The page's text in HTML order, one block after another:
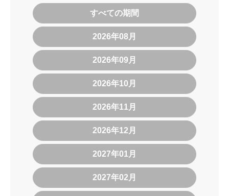
すべての期間
2026年08月
2026年09月
2026年10月
2026年11月
2026年12月
2027年01月
2027年02月